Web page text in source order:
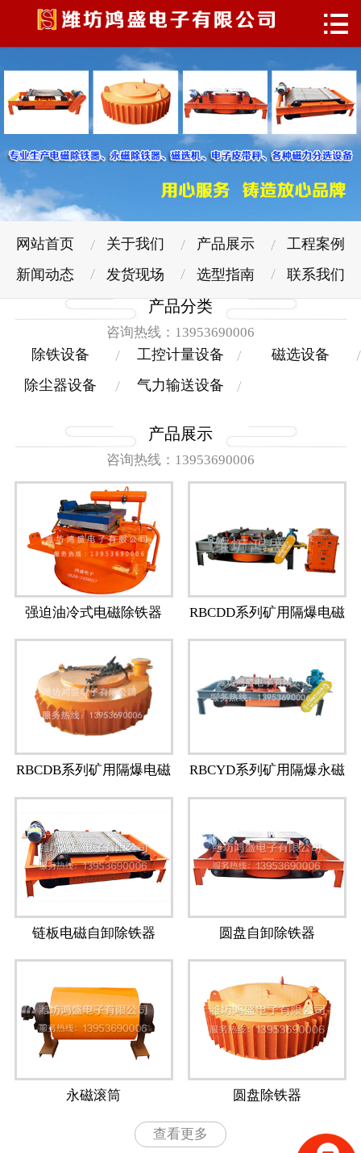
网站首页
产品展示
工程案例
新闻动态
发货现场
选型指南
联系我们

网站首页 关于我们 产品展示
工程案例
新闻动态
发货现场 选型指南 联系我们
产品分类
咨询热线：13953690006
除铁设备 工控计量设备
磁选设备
除尘器设备
气力输送设备
产品展示
咨询热线：13953690006
强迫油冷式电磁除铁器
RBCDD系列矿用隔爆电磁
除铁器
RBCDB系列矿用隔爆电磁
除铁器
RBCYD系列矿用隔爆永磁
除铁器
链板电磁自卸除铁器 圆盘自卸除铁器
永磁滚筒 圆盘除铁器
查看更多